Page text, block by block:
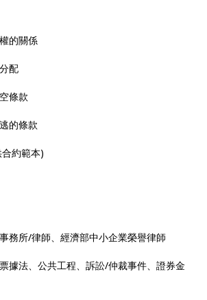
的關係
配
條款
的條款
約範本)
務所/律師、經濟部中小企業榮譽律師
據法、公共工程、訴訟/仲裁事件、證券金